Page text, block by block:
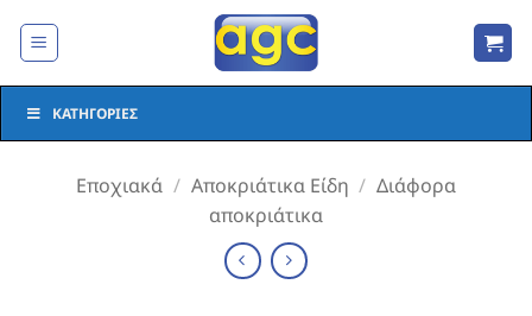
στο
ΚΑΤΗΓΟΡΊΕΣ
Εποχιακά / Αποκριάτικα Είδη / Διάφορα
αποκριάτικα